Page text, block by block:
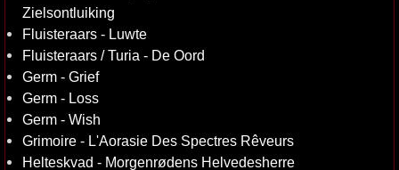
Zielsontluiking
Fluisteraars - Luwte
Fluisteraars / Turia - De Oord
Germ - Grief
Germ - Loss
Germ - Wish
Grimoire - L'Aorasie Des Spectres Rêveurs
Helteskvad - Morgenrødens Helvedesherre